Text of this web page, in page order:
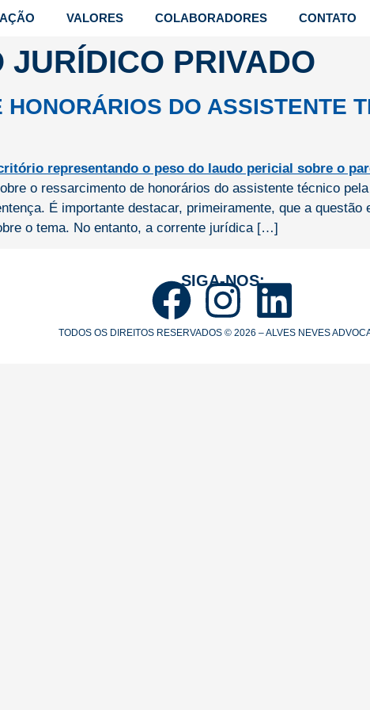
VALORES COLABORADORES CONTATO
JURÍDICO PRIVADO
HONORÁRIOS DO ASSISTENTE
o ressarcimento de honorários do assistente técnico
É importante destacar, primeiramente, que a
o tema. No entanto, a corrente jurídica […]
SIGA-NOS:
TODOS OS DIREITOS RESERVADOS © 2026 – ALVES NEVES